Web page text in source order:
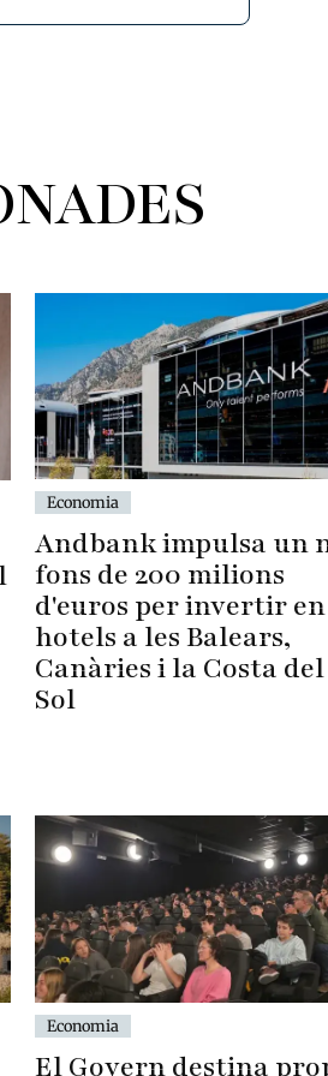
Economia
Andbank impulsa un
fons de 200 milions
d'euros per invertir en
hotels a les Balears,
Canàries i la Costa del
Sol
Economia
El Govern destina